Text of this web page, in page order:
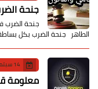
جنحة
جنحة الضرب
الطاهر جنحة الضرب بكل
14 سبتمبر 2022
معلومة